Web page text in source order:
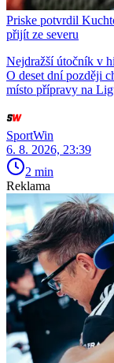
Priske potvrdil
přijít ze severu
Nejdražší útočník v
O deset dní později
místo přípravy na
SportWin
6. 8. 2026, 23:39
2 min
Reklama